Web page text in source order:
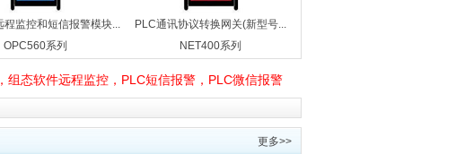
程监控和短信报警模块...
OPC560系列
PLC通讯协议转换网关(新型号...
NET400系列
态软件远程监控，PLC短信报警，PLC微信报警
更多>>